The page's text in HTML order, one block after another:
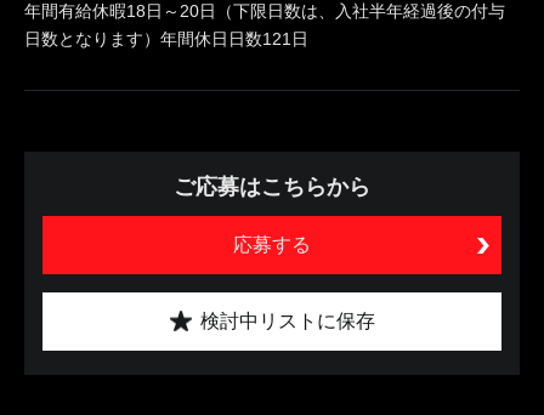
年間有給休暇18日～20日（下限日数は、入社半年経過後の付与
日数となります）年間休日日数121日
ご応募はこちらから
応募する
検討中リストに保存